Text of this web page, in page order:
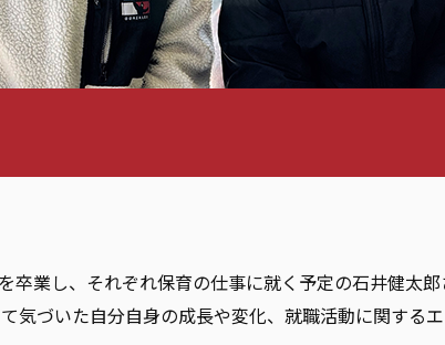
卒業し、それぞれ保育の仕事に就く予定の石井健太
気づいた自分自身の成長や変化、就職活動に関する